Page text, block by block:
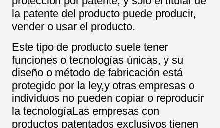
la patente del producto puede producir,
vender o usar el producto.
Este tipo de producto suele tener
funciones o tecnologías únicas, y su
diseño o método de fabricación está
protegido por la ley,y otras empresas o
individuos no pueden copiar o reproducir
la tecnologíaLas empresas con
productos patentados exclusivos tienen